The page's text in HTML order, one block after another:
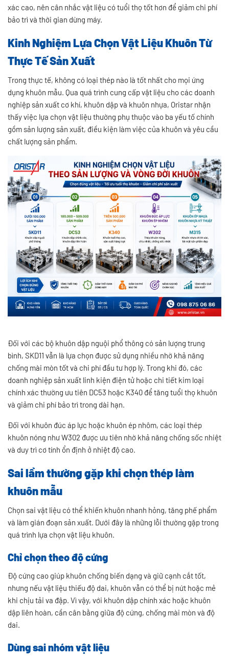
xác cao, nên cân nhắc vật liệu có tuổi thọ tốt hơn để giảm chi phí
bảo trì và thời gian dừng máy.
Kinh Nghiệm Lựa Chọn Vật Liệu Khuôn Từ
Thực Tế Sản Xuất
Trong thực tế, không có loại thép nào là tốt nhất cho mọi ứng
dụng khuôn mẫu. Qua quá trình cung cấp vật liệu cho các doanh
nghiệp sản xuất cơ khí, khuôn dập và khuôn nhựa, Oristar nhận
thấy việc lựa chọn vật liệu thường phụ thuộc vào ba yếu tố chính
gồm sản lượng sản xuất, điều kiện làm việc của khuôn và yêu cầu
chất lượng sản phẩm.
Đối với các bộ khuôn dập nguội phổ thông có sản lượng trung
bình, SKD11 vẫn là lựa chọn được sử dụng nhiều nhờ khả năng
chống mài mòn tốt và chi phí đầu tư hợp lý. Trong khi đó, các
doanh nghiệp sản xuất linh kiện điện tử hoặc chi tiết kim loại
chính xác thường ưu tiên DC53 hoặc K340 để tăng tuổi thọ khuôn
và giảm chi phí bảo trì trong dài hạn.
Đối với khuôn đúc áp lực hoặc khuôn ép nhôm, các loại thép
khuôn nóng như W302 được ưu tiên nhờ khả năng chống sốc nhiệt
và duy trì cơ tính ổn định ở nhiệt độ cao.
Sai lầm thường gặp khi chọn thép làm
khuôn mẫu
Chọn sai vật liệu có thể khiến khuôn nhanh hỏng, tăng phế phẩm
và làm gián đoạn sản xuất. Dưới đây là những lỗi thường gặp trong
quá trình lựa chọn vật liệu khuôn.
Chỉ chọn theo độ cứng
Độ cứng cao giúp khuôn chống biến dạng và giữ cạnh cắt tốt,
nhưng nếu vật liệu thiếu độ dai, khuôn vẫn có thể bị nứt hoặc mẻ
khi chịu tải va đập. Vì vậy, với khuôn dập chính xác hoặc khuôn
dập liên hoàn, cần cân bằng giữa độ cứng, chống mài mòn và độ
dai.
Dùng sai nhóm vật liệu